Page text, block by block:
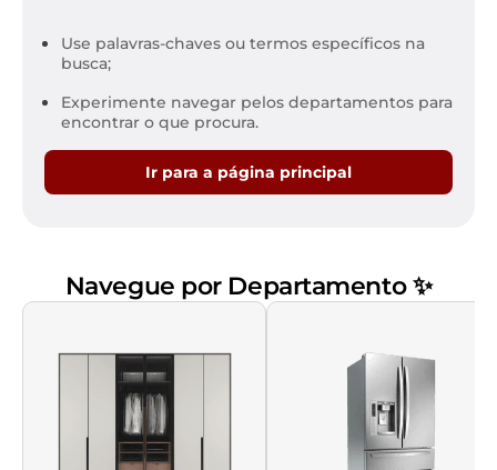
Use palavras-chaves ou termos específicos na
busca;
Experimente navegar pelos departamentos para
encontrar o que procura.
Ir para a página principal
Navegue por Departamento ✨